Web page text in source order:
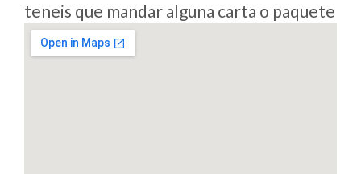
teneis que mandar alguna carta o paquete